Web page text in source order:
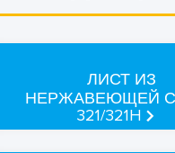
ЛИСТ ИЗ
НЕРЖАВЕЮЩЕЙ
321/321H